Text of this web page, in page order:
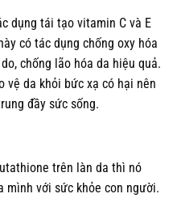
dụng tái tạo vitamin C và E
có tác dụng chống oxy hóa
chống lão hóa da hiệu quả.
vệ da khỏi bức xạ có hại nên
đầy sức sống.
trên làn da thì nó
mình với sức khỏe con người.